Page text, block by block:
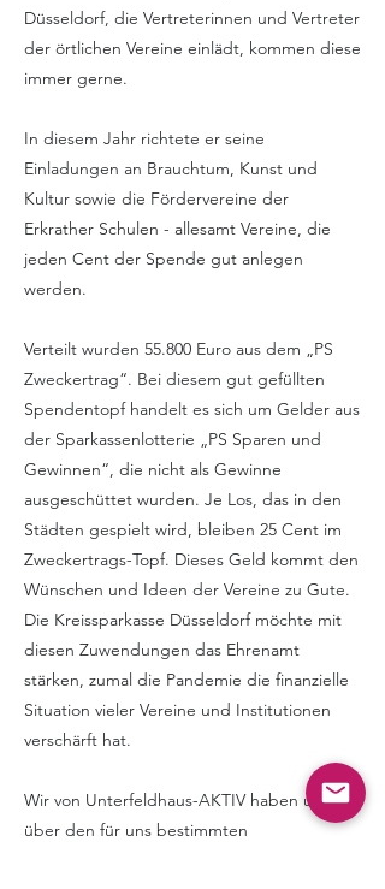
Düsseldorf, die Vertreterinnen und Vertreter
der örtlichen Vereine einlädt, kommen diese
immer gerne.
In diesem Jahr richtete er seine
Einladungen an Brauchtum, Kunst und
Kultur sowie die Fördervereine der
Erkrather Schulen - allesamt Vereine, die
jeden Cent der Spende gut anlegen
werden.
Verteilt wurden 55.800 Euro aus dem „PS
Zweckertrag“. Bei diesem gut gefüllten
Spendentopf handelt es sich um Gelder aus
der Sparkassenlotterie „PS Sparen und
Gewinnen“, die nicht als Gewinne
ausgeschüttet wurden. Je Los, das in den
Städten gespielt wird, bleiben 25 Cent im
Zweckertrags-Topf. Dieses Geld kommt den
Wünschen und Ideen der Vereine zu Gute.
Die Kreissparkasse Düsseldorf möchte mit
diesen Zuwendungen das Ehrenamt
stärken, zumal die Pandemie die finanzielle
Situation vieler Vereine und Institutionen
verschärft hat.
Wir von Unterfeldhaus-AKTIV haben uns
über den für uns bestimmten